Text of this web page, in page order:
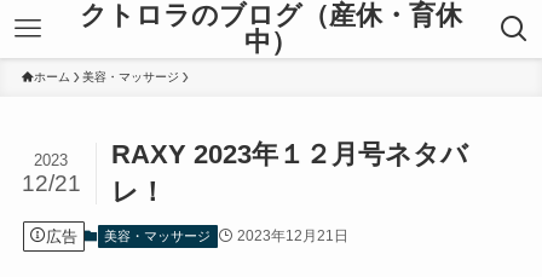
クトロラのブログ（産休・育休
中）
ホーム 美容・マッサージ
RAXY 2023年１２月号ネタバ
レ！
2023
12/21
広告 美容・マッサージ 2023年12月21日